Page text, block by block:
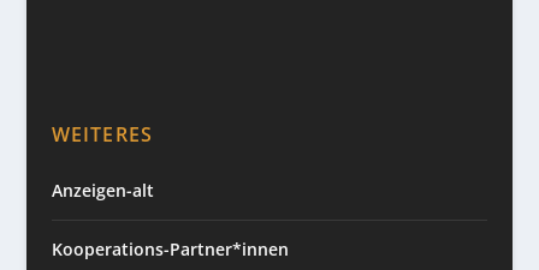
WEITERES
Anzeigen-alt
Kooperations-Partner*innen